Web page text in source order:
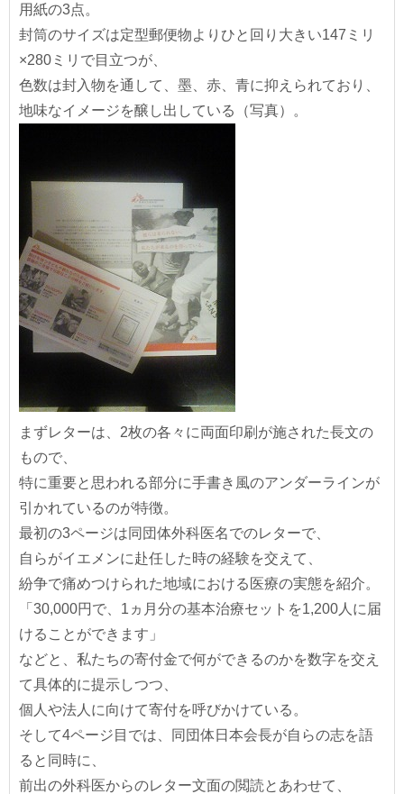
用紙の3点。
封筒のサイズは定型郵便物よりひと回り大きい147ミリ
×280ミリで目立つが、
色数は封入物を通して、墨、赤、青に抑えられており、
地味なイメージを醸し出している（写真）。
まずレターは、2枚の各々に両面印刷が施された長文の
もので、
特に重要と思われる部分に手書き風のアンダーラインが
引かれているのが特徴。
最初の3ページは同団体外科医名でのレターで、
自らがイエメンに赴任した時の経験を交えて、
紛争で痛めつけられた地域における医療の実態を紹介。
「30,000円で、1ヵ月分の基本治療セットを1,200人に届
けることができます」
などと、私たちの寄付金で何ができるのかを数字を交え
て具体的に提示しつつ、
個人や法人に向けて寄付を呼びかけている。
そして4ページ目では、同団体日本会長が自らの志を語
ると同時に、
前出の外科医からのレター文面の閲読とあわせて、